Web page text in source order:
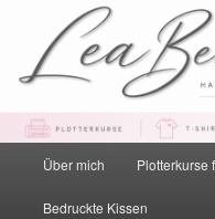
primären
springen
sekundären
springenLeaBella.de
Bielefeld
HauptmenüÜber mich Plotterkurse
Bedruckte Kissen